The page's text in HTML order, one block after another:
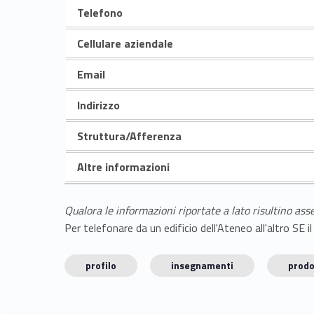
Telefono
Cellulare aziendale
Email
Indirizzo
Struttura/Afferenza
Altre informazioni
Qualora le informazioni riportate a lato risultino
Per telefonare da un edificio dell'Ateneo all'altro
profilo insegnamenti